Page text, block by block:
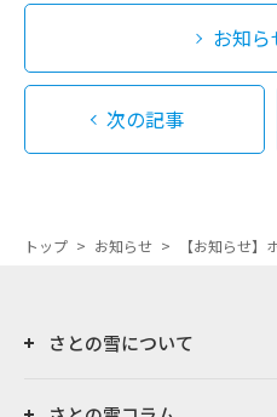
お知
次の記事
トップ > お知らせ > 【お知らせ
さとの雪について